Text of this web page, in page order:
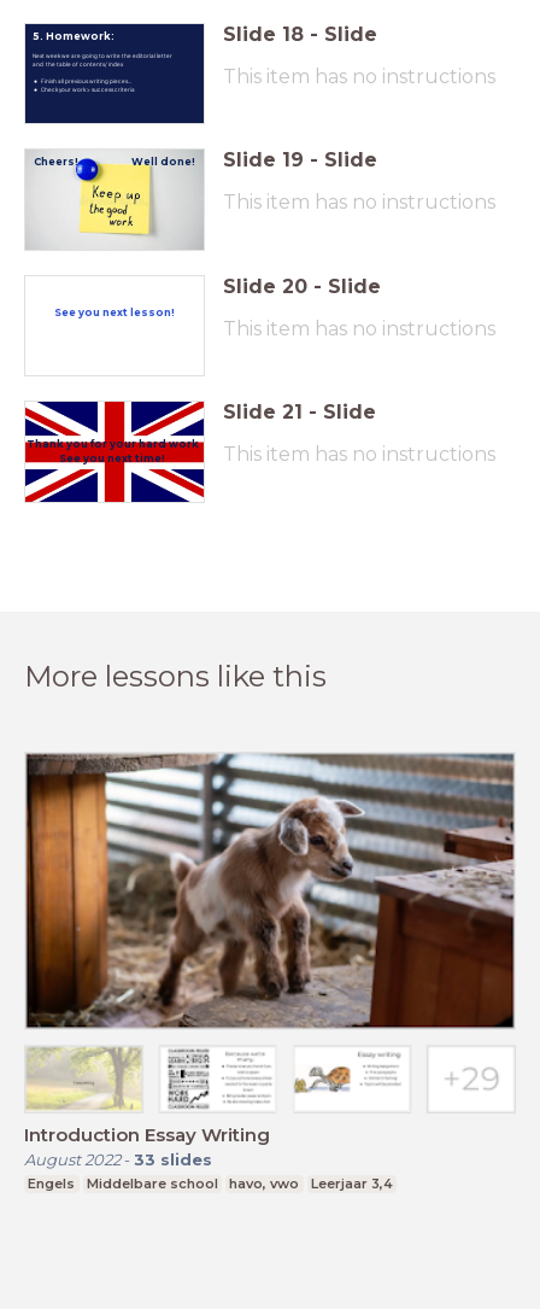
5. Homework:
Next week we are going to write the editorial letter
and the table of contents/ index
Finish all previous writing pieces...
Check your work > success criteria
Slide 18 - Slide
This item has no instructions
Cheers! Well done! Slide 19 - Slide
This item has no instructions
See you next lesson!
Slide 20 - Slide
This item has no instructions
Thank you for your hard work
See you next time!
Slide 21 - Slide
This item has no instructions
More lessons like this
Introduction Essay Writing
August 2022- 33 slides
Engels Middelbare school havo, vwo Leerjaar 3,4